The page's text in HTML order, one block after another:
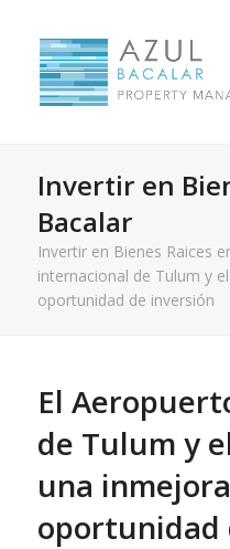
Invertir en
Bacalar
Invertir en Bienes Raices
internacional de Tulum y
oportunidad de inversión
El
de Tulum y
una
oportunidad